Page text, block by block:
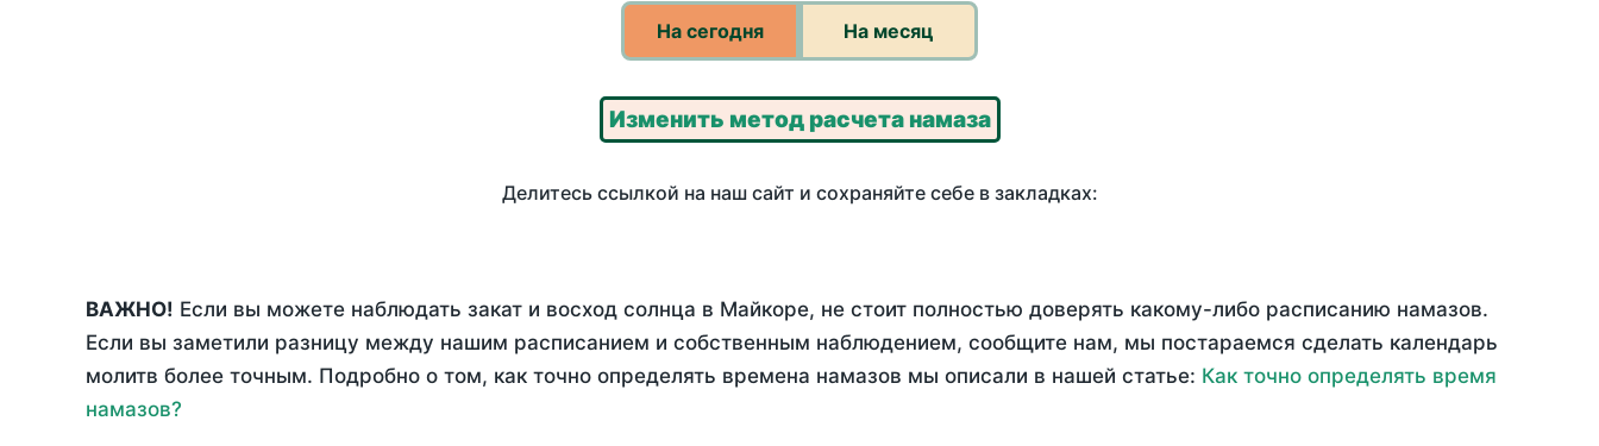
На сегодня На месяц
Изменить метод расчета намаза
Делитесь ссылкой на наш сайт и сохраняйте себе в закладках:
ВАЖНО! Если вы можете наблюдать закат и восход солнца в Майкоре, не стоит полностью доверять какому-либо расписанию намазов.
Если вы заметили разницу между нашим расписанием и собственным наблюдением, сообщите нам, мы постараемся сделать календарь
молитв более точным. Подробно о том, как точно определять времена намазов мы описали в нашей статье: Как точно определять время
намазов?